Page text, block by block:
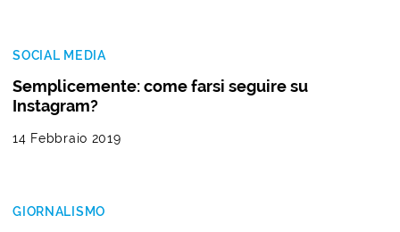
SOCIAL MEDIA
Semplicemente: come farsi seguire su
Instagram?
14 Febbraio 2019
GIORNALISMO